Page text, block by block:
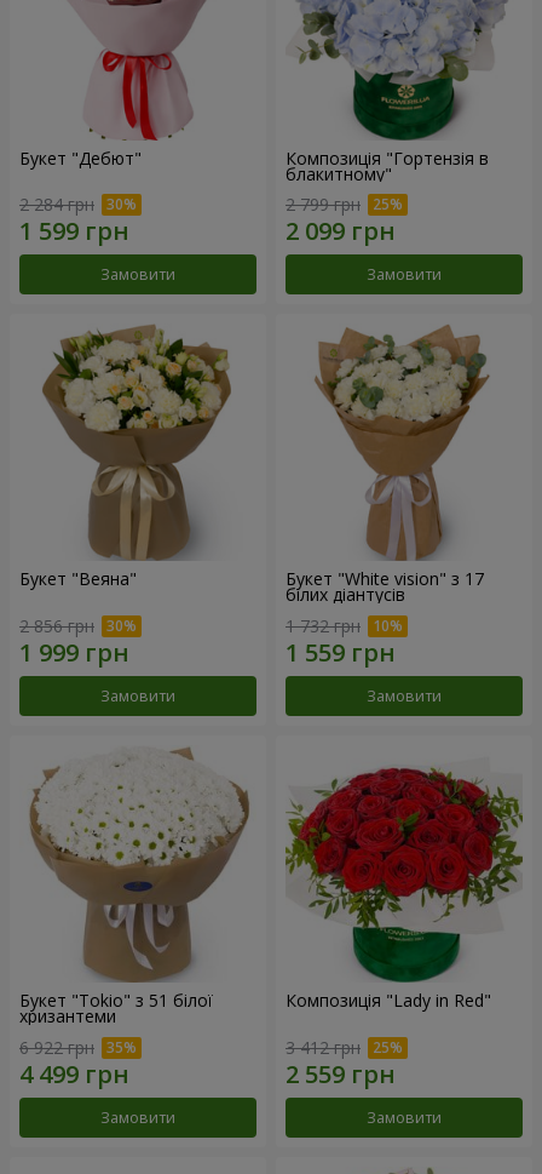
Букет "Дебют"
2 284 грн
Замовити
Композиція "Гортензія в
блакитному"
2 799 грн
Замовити
Букет "Веяна"
2 856 грн
Замовити
Букет "White vision" з 17
білих діантусів
1 732 грн
Замовити
Букет "Tokio" з 51 білої
хризантеми
6 922 грн
Замовити
Композиція "Lady in Red"
3 412 грн
Замовити